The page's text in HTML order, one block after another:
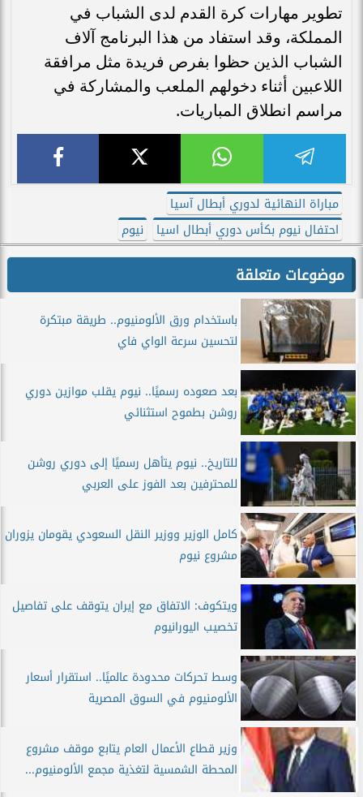
تطوير مهارات كرة القدم لدى الشباب في
المملكة، وقد استفاد من هذا البرنامج آلاف
الشباب الذين حظوا بفرص فريدة مثل مرافقة
اللاعبين أثناء دخولهم الملعب والمشاركة في
مراسم انطلاق المباريات.
مباراة النهائية لدوري أبطال آسيا
احتفال نيوم بكأس دوري أبطال اسيا
نيوم
موضوعات متعلقة
باستخدام ورق الألومنيوم.. طريقة مبتكرة
لتحسين سرعة الواي فاي
بعد صعوده رسميًا.. نيوم يقلب موازين دوري
روشن بطموح استثنائي
للتاريخ.. نيوم يتأهل رسميًا إلى دوري روشن
للمحترفين بعد الفوز على العربي
كامل الوزير ووزير النقل السعودي يقومان يزوران
مشروع نيوم
ويتكوف: الاتفاق مع إيران يتوقف على تفاصيل
تخصيب اليورانيوم
وسط تحركات محدودة عالميًا.. استقرار أسعار
الألومنيوم في السوق المصرية
وزير قطاع الأعمال العام يتابع موقف مشروع
المحطة الشمسية لتغذية مجمع الألومنيوم...